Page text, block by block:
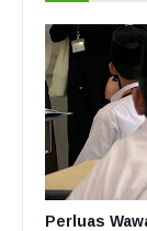
Perluas